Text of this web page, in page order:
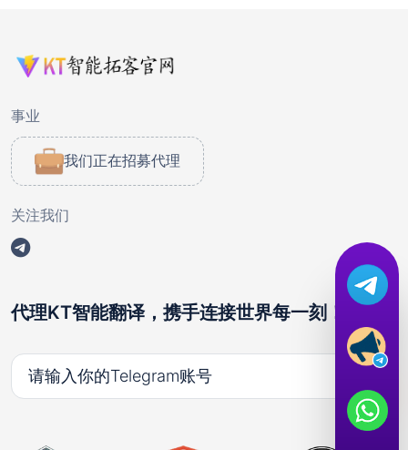
事业
我们正在招募代理
关注我们
代理KT智能翻译，携手连接世界每一刻！